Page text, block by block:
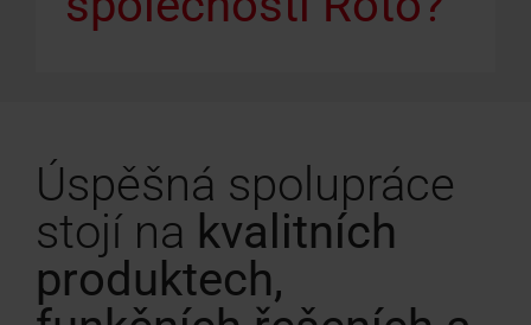
Úspěšná spolupráce
stojí na kvalitních
produktech,